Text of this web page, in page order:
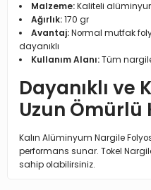
Malzeme:Kaliteli
Ağırlık:170 gr
Avantaj:Normal mutfak
dayanıklı
Kullanım Alanı:Tüm
Dayanıklı ve
Uzun Ömürlü
Kalın Alüminyum Nargile
performans sunar. Tokel
sahip olabilirsiniz.